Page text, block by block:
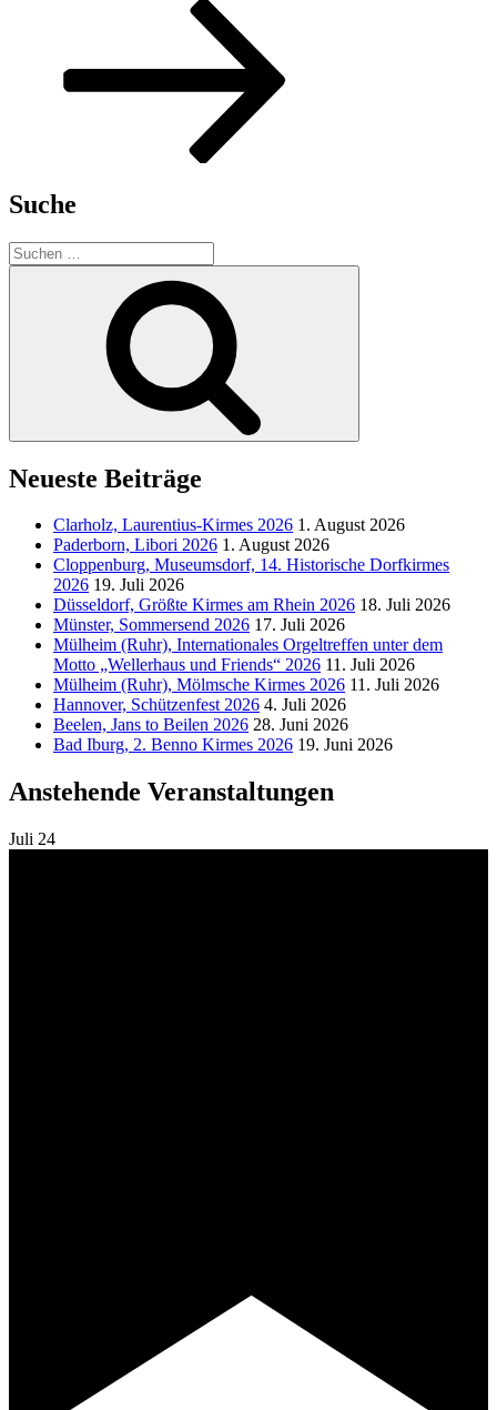
Suche
Suchen
nach:
Neueste Beiträge
Clarholz, Laurentius-Kirmes 2026 1. August 2026
Paderborn, Libori 2026 1. August 2026
Cloppenburg, Museumsdorf, 14. Historische Dorfkirmes
2026 19. Juli 2026
Düsseldorf, Größte Kirmes am Rhein 2026 18. Juli 2026
Münster, Sommersend 2026 17. Juli 2026
Mülheim (Ruhr), Internationales Orgeltreffen unter dem
Motto „Wellerhaus und Friends“ 2026 11. Juli 2026
Mülheim (Ruhr), Mölmsche Kirmes 2026 11. Juli 2026
Hannover, Schützenfest 2026 4. Juli 2026
Beelen, Jans to Beilen 2026 28. Juni 2026
Bad Iburg, 2. Benno Kirmes 2026 19. Juni 2026
Anstehende Veranstaltungen
Juli 24